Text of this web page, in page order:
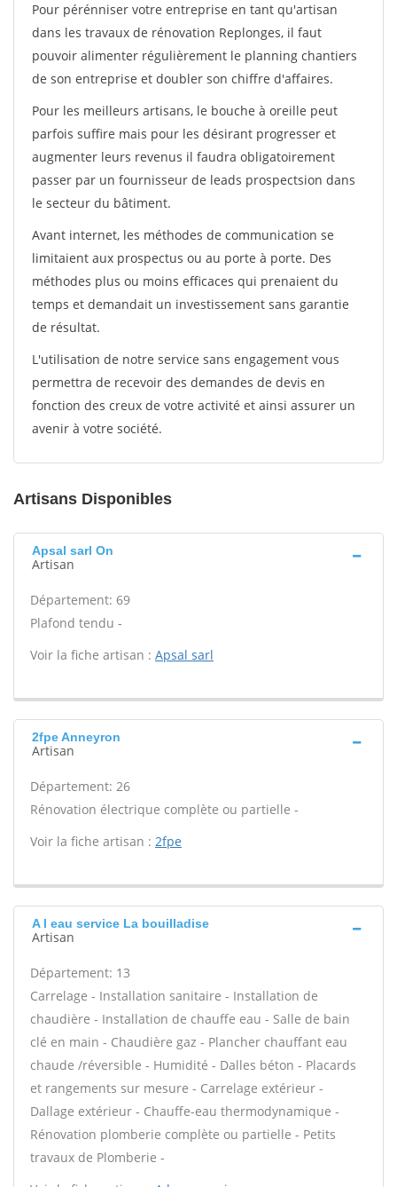
Pour pérénniser votre entreprise en tant qu'artisan
dans les travaux de rénovation Replonges, il faut
pouvoir alimenter régulièrement le planning chantiers
de son entreprise et doubler son chiffre d'affaires.
Pour les meilleurs artisans, le bouche à oreille peut
parfois suffire mais pour les désirant progresser et
augmenter leurs revenus il faudra obligatoirement
passer par un fournisseur de leads prospectsion dans
le secteur du bâtiment.
Avant internet, les méthodes de communication se
limitaient aux prospectus ou au porte à porte. Des
méthodes plus ou moins efficaces qui prenaient du
temps et demandait un investissement sans garantie
de résultat.
L'utilisation de notre service sans engagement vous
permettra de recevoir des demandes de devis en
fonction des creux de votre activité et ainsi assurer un
avenir à votre société.
Artisans Disponibles
Apsal sarl On
Artisan
Département: 69
Plafond tendu -
Voir la fiche artisan : Apsal sarl
2fpe Anneyron
Artisan
Département: 26
Rénovation électrique complète ou partielle -
Voir la fiche artisan : 2fpe
A l eau service La bouilladise
Artisan
Département: 13
Carrelage - Installation sanitaire - Installation de
chaudière - Installation de chauffe eau - Salle de bain
clé en main - Chaudière gaz - Plancher chauffant eau
chaude /réversible - Humidité - Dalles béton - Placards
et rangements sur mesure - Carrelage extérieur -
Dallage extérieur - Chauffe-eau thermodynamique -
Rénovation plomberie complète ou partielle - Petits
travaux de Plomberie -